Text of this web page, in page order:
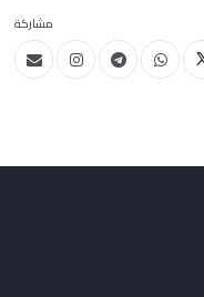
مشاركة